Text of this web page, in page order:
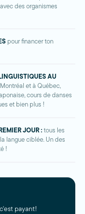
des organismes
pour financer ton
AU
et à Québec,
cours de danses
et bien plus !
JOUR : tous les
langue ciblée. Un des
!
payant!